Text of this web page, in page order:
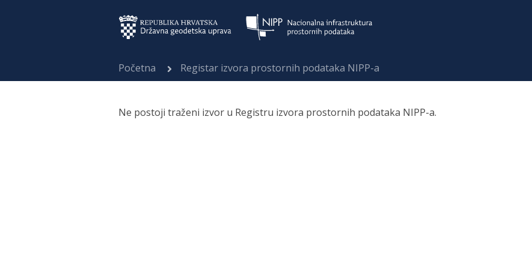
Početna Registar izvora prostornih podataka NIPP-a
Ne postoji traženi izvor u Registru izvora prostornih podataka NIPP-a.